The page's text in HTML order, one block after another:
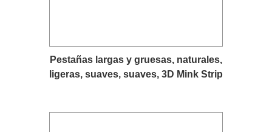
Pestañas largas y gruesas, naturales,
ligeras, suaves, suaves, 3D Mink Strip